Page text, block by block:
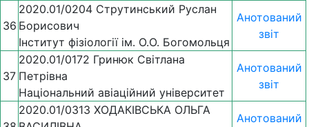
36
2020.01/0204 Струтинський Руслан
Борисович
Інститут фізіології ім. О.О. Богомольця
Анотований
звіт
37
2020.01/0172 Гринюк Світлана
Петрівна
Національний авіаційний університет
Анотований
звіт
2020.01/0313 ХОДАКІВСЬКА ОЛЬГА
Анотований